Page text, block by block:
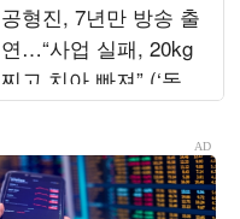
공형진, 7년만 방송 출
연…“사업 실패, 20kg
찌고 치아 빠져” (‘동치
미’)